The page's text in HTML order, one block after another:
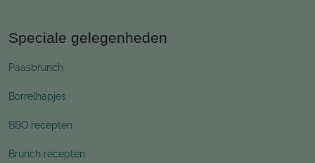
Speciale gelegenheden
Paasbrunch
Borrelhapjes
BBQ recepten
Brunch recepten